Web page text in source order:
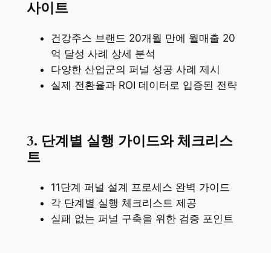
사이트
건강주스 브랜드 20개월 만에 월매출 20
억 달성 사례 상세 분석
다양한 산업군의 퍼널 성공 사례 제시
실제 전환율과 ROI 데이터로 입증된 전략
3. 단계별 실행 가이드와 체크리스
트
11단계 퍼널 설계 프로세스 완벽 가이드
각 단계별 실행 체크리스트 제공
실패 없는 퍼널 구축을 위한 검증 포인트